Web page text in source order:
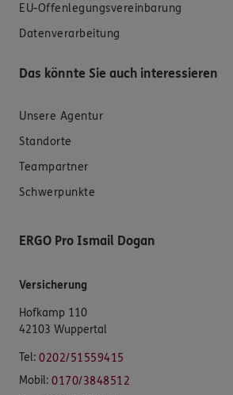
EU-Offenlegungsvereinbarung
Datenverarbeitung
Das könnte Sie auch interessieren
Unsere Agentur
Standorte
Teampartner
Schwerpunkte
ERGO Pro Ismail Dogan
Versicherung
Hofkamp 110
42103 Wuppertal
Tel: 0202/51559415
Mobil: 0170/3848512